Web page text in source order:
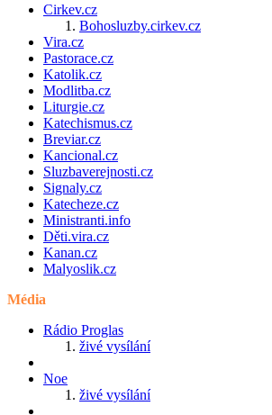
Cirkev.cz
Bohosluzby.cirkev.cz
Vira.cz
Pastorace.cz
Katolik.cz
Modlitba.cz
Liturgie.cz
Katechismus.cz
Breviar.cz
Kancional.cz
Sluzbaverejnosti.cz
Signaly.cz
Katecheze.cz
Ministranti.info
Děti.vira.cz
Kanan.cz
Malyoslik.cz
Média
Rádio Proglas
živé vysílání
Noe
živé vysílání